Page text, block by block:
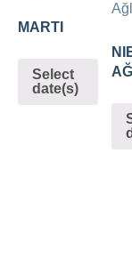
MARTI
Select
date(s)